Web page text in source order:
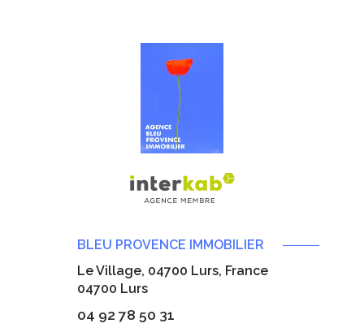
BLEU PROVENCE IMMOBILIER
Le Village, 04700 Lurs, France
04700 Lurs
04 92 78 50 31